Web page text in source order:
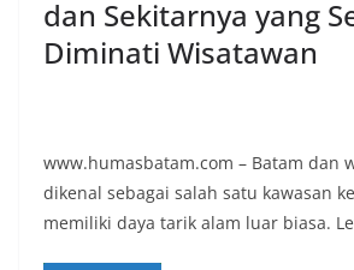
dan Sekitarnya yang
Diminati Wisatawan
www.humasbatam.com – Batam dan
dikenal sebagai salah satu kawasan
memiliki daya tarik alam luar biasa.